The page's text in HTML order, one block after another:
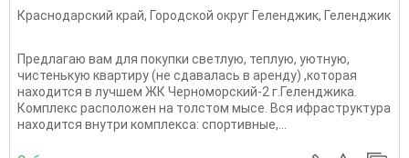
Краснодарский край, Городской округ Геленджик, Геленджик
Предлагаю вам для покупки светлую, теплую, уютную,
чистенькую квартиру (не сдавалась в аренду) ,которая
находится в лучшем ЖК Черноморский-2 г.Геленджика.
Комплекс расположен на толстом мысе. Вся ифраструктура
находится внутри комплекса: спортивные,...